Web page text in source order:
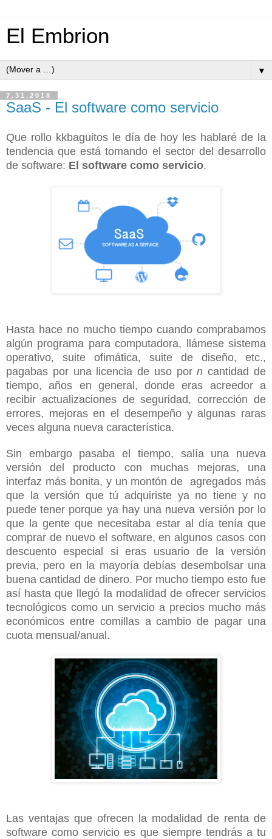
El Embrion
▼
7.31.2018
SaaS - El software como servicio
Que rollo kkbaguitos le día de hoy les hablaré de la
tendencia que está tomando el sector del desarrollo
de software: El software como servicio.
Hasta hace no mucho tiempo cuando comprabamos
algún programa para computadora, llámese sistema
operativo, suite ofimática, suite de diseño, etc.,
pagabas por una licencia de uso porn cantidad de
tiempo, años en general, donde eras acreedor a
recibir actualizaciones de seguridad, corrección de
errores, mejoras en el desempeño y algunas raras
veces alguna nueva característica.
Sin embargo pasaba el tiempo, salía una nueva
versión del producto con muchas mejoras, una
interfaz más bonita, y un montón de agregados más
que la versión que tú adquiriste ya no tiene y no
puede tener porque ya hay una nueva versión por lo
que la gente que necesitaba estar al día tenía que
comprar de nuevo el software, en algunos casos con
descuento especial si eras usuario de la versión
previa, pero en la mayoría debías desembolsar una
buena cantidad de dinero. Por mucho tiempo esto fue
así hasta que llegó la modalidad de ofrecer servicios
tecnológicos como un servicio a precios mucho más
económicos entre comillas a cambio de pagar una
cuota mensual/anual.
Las ventajas que ofrecen la modalidad de renta de
software como servicio es que siempre tendrás a tu